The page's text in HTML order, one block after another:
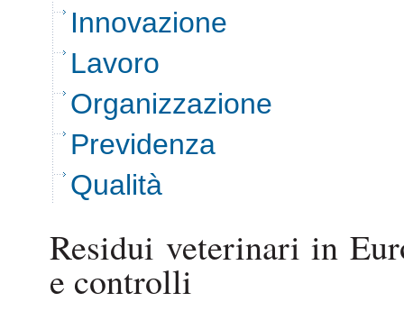
Innovazione
Lavoro
Organizzazione
Previdenza
Qualità
Residui veterinari in
e controlli